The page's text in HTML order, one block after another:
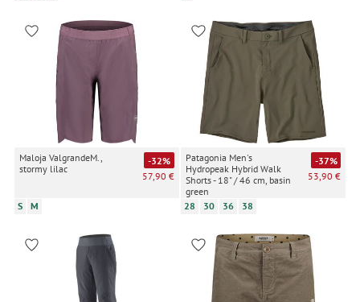
Maloja ValgrandeM.,
stormy lilac
-32%
57,90 €
S M
Patagonia Men's
Hydropeak Hybrid Walk
Shorts - 18" / 46 cm, basin
green
-37%
53,90 €
28 30 36 38